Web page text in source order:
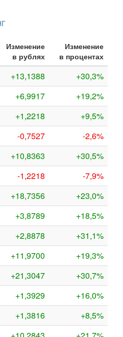
Изменение
в рублях
Изменение
в процентах
+13,1388
+30,3%
+6,9917
+19,2%
+1,2218
+9,5%
-0,7527
-2,6%
+10,8363
+30,5%
-1,2218
-7,9%
+18,7356
+23,0%
+3,8789
+18,5%
+2,8878
+31,1%
+11,9700
+19,3%
+21,3047
+30,7%
+1,3929
+16,0%
+1,3816
+8,5%